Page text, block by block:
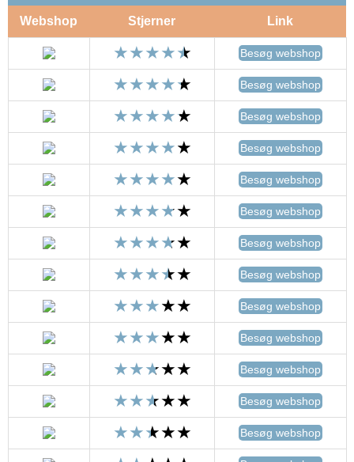
Webshop Stjerner Link
Besøg webshop
Besøg webshop
Besøg webshop
Besøg webshop
Besøg webshop
Besøg webshop
Besøg webshop
Besøg webshop
Besøg webshop
Besøg webshop
Besøg webshop
Besøg webshop
Besøg webshop